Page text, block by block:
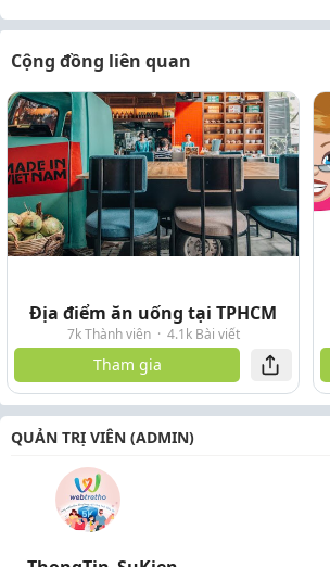
Cộng đồng liên quan
Địa điểm ăn uống tại TPHCM
7k Thành viên · 4.1k Bài viết
Tham gia
QUẢN TRỊ VIÊN (ADMIN)